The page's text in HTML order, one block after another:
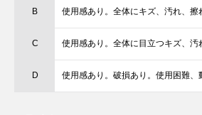
B 使用感あり。全体にキズ、汚れ、擦
C 使用感あり。全体に目立つキズ、汚
D 使用感あり。破損あり。使用困難、